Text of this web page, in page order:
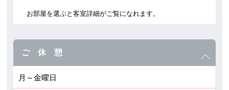
お部屋を選ぶと客室詳細がご覧になれます。
ご 休 憩
月～金曜日